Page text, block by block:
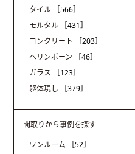
タイル
［566］
モルタル
［431］
コンクリート
［203］
ヘリンボーン
［46］
ガラス
［123］
躯体現し
［379］
間取りから事例を探す
ワンルーム
［52］